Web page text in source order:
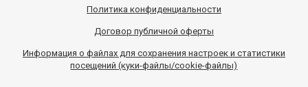
Политика конфиденциальности
Договор публичной оферты
Информация о файлах для сохранения настроек и статистики
посещений (куки-файлы/cookie-файлы)